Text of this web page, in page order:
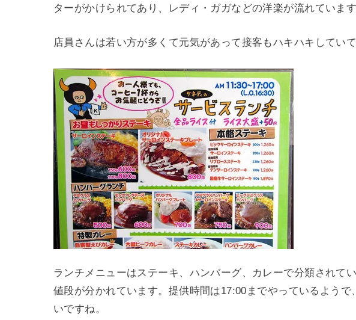
ターがかけられてあり、レディ・ガガなどの洋楽が流れています
店員さんは若い方が多くて元気があって接客もハキハキしてい
ランチメニューはステーキ、ハンバーグ、カレーで分類されて
値段が分かれています。提供時間は17:00までやっているようで
いですね。